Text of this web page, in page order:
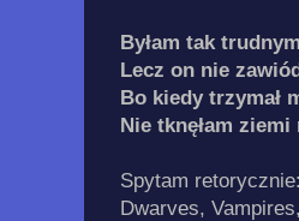
Byłam tak
Lecz on nie
Bo kiedy trzymał
Nie tknęłam
Spytam
Dwarves,